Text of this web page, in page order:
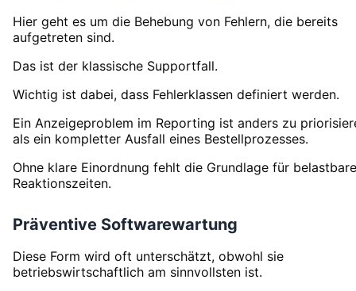
Hier geht es um die Behebung von Fehlern, die bereits
aufgetreten sind.
Das ist der klassische Supportfall.
Wichtig ist dabei, dass Fehlerklassen definiert werden.
Ein Anzeigeproblem im Reporting ist anders zu
als ein kompletter Ausfall eines Bestellprozesses.
Ohne klare Einordnung fehlt die Grundlage für belastbare
Reaktionszeiten.
Präventive Softwarewartung
Diese Form wird oft unterschätzt, obwohl sie
betriebswirtschaftlich am sinnvollsten ist.